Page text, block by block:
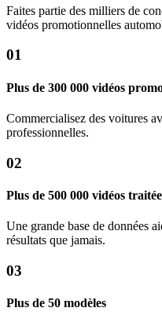
Faites partie des milliers de
vidéos promotionnelles
01
Plus de 300 000 vidéos
Commercialisez des voitures
professionnelles.
02
Plus de 500 000 vidéos
Une grande base de données
résultats que jamais.
03
Plus de 50 modèles